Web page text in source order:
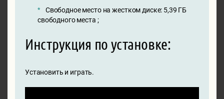
Свободное место на жестком диске: 5,39 ГБ
свободного места ;
Инструкция по установке:
Установить и играть.